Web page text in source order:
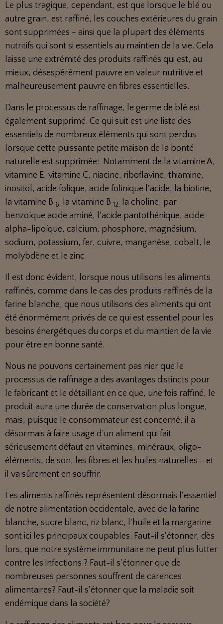
Le plus tragique, cependant, est que lorsque le blé ou
autre grain, est raffiné, les couches extérieures du grain
sont supprimées - ainsi que la plupart des éléments
nutritifs qui sont si essentiels au maintien de la vie. Cela
laisse une extrémité des produits raffinés qui est, au
mieux, désespérément pauvre en valeur nutritive et
malheureusement pauvre en fibres essentielles.
Dans le processus de raffinage, le germe de blé est
également supprimé. Ce qui suit est une liste des
essentiels de nombreux éléments qui sont perdus
lorsque cette puissante petite maison de la bonté
naturelle est supprimée: Notamment de la vitamine A,
vitamine E, vitamine C, niacine, riboflavine, thiamine,
inositol, acide folique, acide folinique l'acide, la biotine,
la vitamine B 6, la vitamine B 12, la choline, par
benzoïque acide aminé, l'acide pantothénique, acide
alpha-lipoïque, calcium, phosphore, magnésium,
sodium, potassium, fer, cuivre, manganèse, cobalt, le
molybdène et le zinc.
Il est donc évident, lorsque nous utilisons les aliments
raffinés, comme dans le cas des produits raffinés de la
farine blanche, que nous utilisons des aliments qui ont
été énormément privés de ce qui est essentiel pour les
besoins énergétiques du corps et du maintien de la vie
pour être en bonne santé.
Nous ne pouvons certainement pas nier que le
processus de raffinage a des avantages distincts pour
le fabricant et le détaillant en ce que, une fois raffiné, le
produit aura une durée de conservation plus longue,
mais, puisque le consommateur est concerné, il a
désormais à faire usage d’un aliment qui fait
sérieusement défaut en vitamines, minéraux, oligo-
éléments, de son, les fibres et les huiles naturelles - et
il va sûrement en souffrir.
Les aliments raffinés représentent désormais l'essentiel
de notre alimentation occidentale, avec de la farine
blanche, sucre blanc, riz blanc, l'huile et la margarine
sont ici les principaux coupables. Faut-il s'étonner, dès
lors, que notre système immunitaire ne peut plus lutter
contre les infections ? Faut-il s'étonner que de
nombreuses personnes souffrent de carences
alimentaires? Faut-il s'étonner que la maladie soit
endémique dans la société?